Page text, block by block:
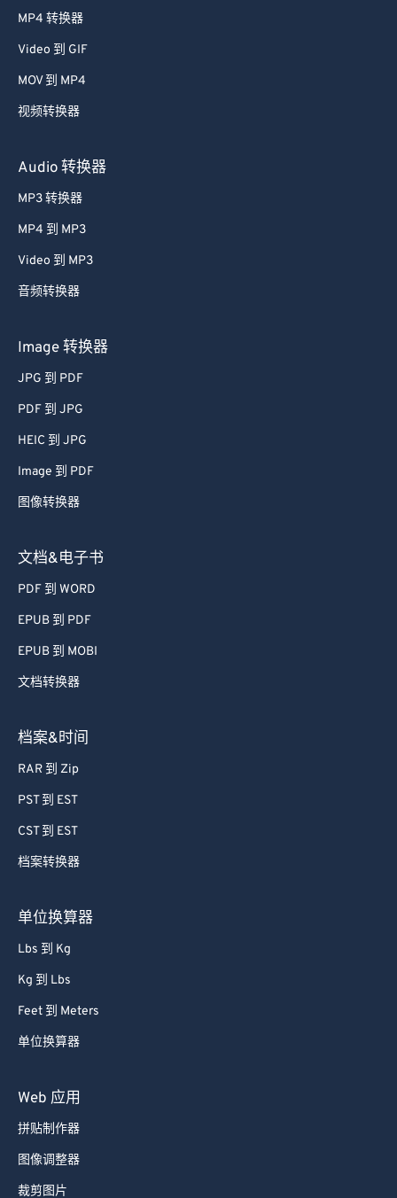
MP4 转换器
Video 到 GIF
MOV 到 MP4
视频转换器
Audio 转换器
MP3 转换器
MP4 到 MP3
Video 到 MP3
音频转换器
Image 转换器
JPG 到 PDF
PDF 到 JPG
HEIC 到 JPG
Image 到 PDF
图像转换器
文档&电子书
PDF 到 WORD
EPUB 到 PDF
EPUB 到 MOBI
文档转换器
档案&时间
RAR 到 Zip
PST 到 EST
CST 到 EST
档案转换器
单位换算器
Lbs 到 Kg
Kg 到 Lbs
Feet 到 Meters
单位换算器
Web 应用
拼贴制作器
图像调整器
裁剪图片